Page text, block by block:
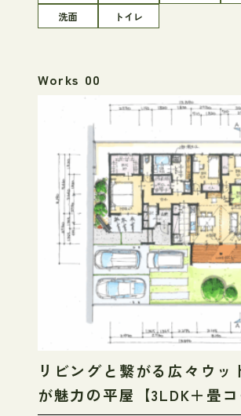
洗面
トイレ
Works 00
リビングと繋がる広々ウッ
が魅力の平屋【3LDK＋畳コ